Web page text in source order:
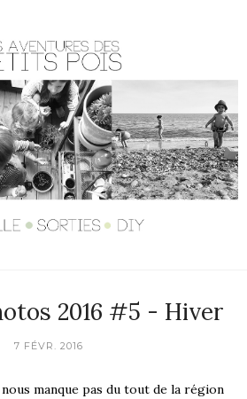
2016 #5 - Hiver
7 FÉVR. 2016
manque pas du tout de la région